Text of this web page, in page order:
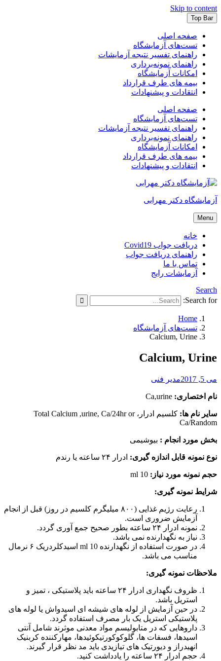
Skip to content
Top Bar
صفحه اصلی
تست‌های آزمایشگاه
راهنمای تفسیر نتیجه آزمایشات
راهنمای نمونه‌برداری
امکانات آزمایشگاه
بیمه های طرف قرارداد
انتقادات و پیشنهادات
صفحه اصلی
تست‌های آزمایشگاه
راهنمای تفسیر نتیجه آزمایشات
راهنمای نمونه‌برداری
امکانات آزمایشگاه
بیمه های طرف قرارداد
انتقادات و پیشنهادات
آزمایشگاه دکتر مهرابی
Menu
خانه
دریافت جواب Covid19
راهنمای دریافت جواب
تماس با ما
آزمایشات رایج
Search
Search for:
Home
تست‌های آزمایشگاه
Calcium, Urine
Calcium, Urine
می 5, 2017 مدیر فنی
نام اختصاری: Ca,urine
سایر نام ها:
کلسیم ادرار، Total Calcium ,urine, Ca/24hr or
Ca/Random
بخش مورد انجام : بیوشیمی
نوع نمونه قابل اندازه گیری: ادرار ۲۴ ساعته یا رندم
حجم نمونه مورد نیاز: ml 10
شرایط نمونه گیری:
رعایت رژیم غذایی (۸۰۰ میلیگرم کلسیم در روز) قبل از انجام
آزمایش ضروری است.
نمونه ادرار ۲۴ ساعته بطور صحیح جمع آوری گردد.
نیاز به نگهدارنده نمی باشد.
در صورت استفاده از نگهدارنده ml 10 اسیدکلردریک ۶ نرمال
مناسب می باشد.
ملاحظات نمونه گیری:
ظروف نگهداری ادرار ۲۴ ساعته باید پلاستیکی ، تمیز و
استریل باشد.
در حین آزمایش از لوله های شیشه ای اسیدواش یا لوله های
پلاستیکی استریل یک بار مصرف استفاده گردد.
داروهایی که در متابولیسم مواد معدنی موثرند شامل آنتی
اسیدها، فسفات ها، گلوکوکورتیکوئیدها، مهارکننده کربنیک
انهیدراز و دیورتیک های تیازیدی باید مد نظر قرار گیرند.
حجم ادرار ۲۴ ساعته را یادداشت کنید.